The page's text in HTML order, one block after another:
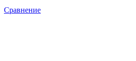
Сравнение